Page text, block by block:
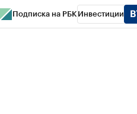
Подписка на РБК Инвестиции